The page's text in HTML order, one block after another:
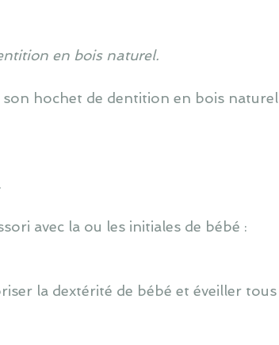
en bois naturel.
son hochet de dentition en bois naturel
avec la ou les initiales de bébé :
la dextérité de bébé et éveiller tous